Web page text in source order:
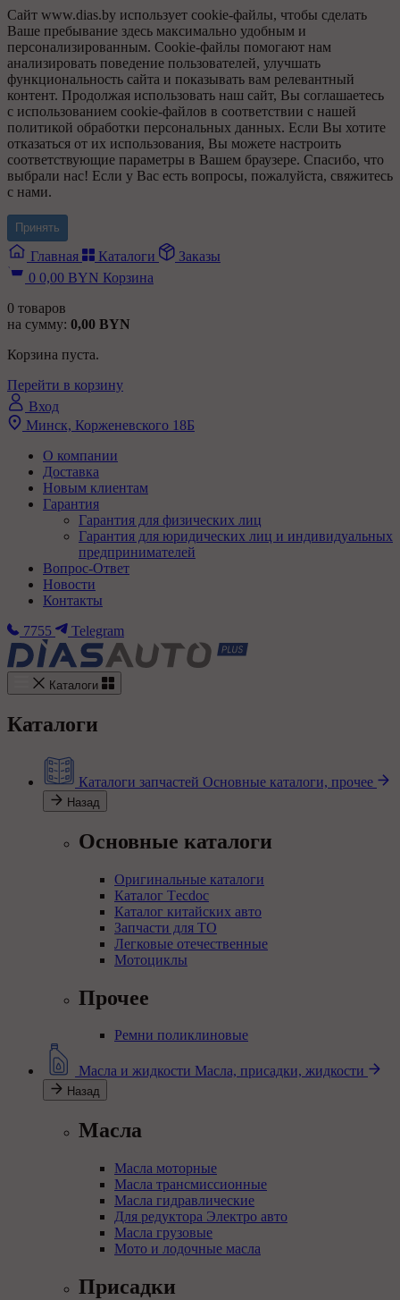
Сайт www.dias.by использует cookie-файлы, чтобы сделать
Ваше пребывание здесь максимально удобным и
персонализированным. Cookie-файлы помогают нам
анализировать поведение пользователей, улучшать
функциональность сайта и показывать вам релевантный
контент. Продолжая использовать наш сайт, Вы соглашаетесь
с использованием cookie-файлов в соответствии с нашей
политикой обработки персональных данных. Если Вы хотите
отказаться от их использования, Вы можете настроить
соответствующие параметры в Вашем браузере. Спасибо, что
выбрали нас! Если у Вас есть вопросы, пожалуйста, свяжитесь
с нами.
Принять
Главная Каталоги
Заказы
0 0,00 BYN Корзина
0 товаров
на сумму: 0,00 BYN
Корзина пуста.
Перейти в корзину
Вход
Минск, Корженевского 18Б
О компании
Доставка
Новым клиентам
Гарантия
Гарантия для физических лиц
Гарантия для юридических лиц и индивидуальных
предпринимателей
Вопрос-Ответ
Новости
Контакты
7755
Telegram
Каталоги
Каталоги
Каталоги запчастей Основные каталоги, прочее
Назад
Основные каталоги
Оригинальные каталоги
Каталог Тecdoc
Каталог китайских авто
Запчасти для ТО
Легковые отечественные
Мотоциклы
Прочее
Ремни поликлиновые
Масла и жидкости Масла, присадки, жидкости
Назад
Масла
Масла моторные
Масла трансмиссионные
Масла гидравлические
Для редуктора Электро авто
Масла грузовые
Мото и лодочные масла
Присадки